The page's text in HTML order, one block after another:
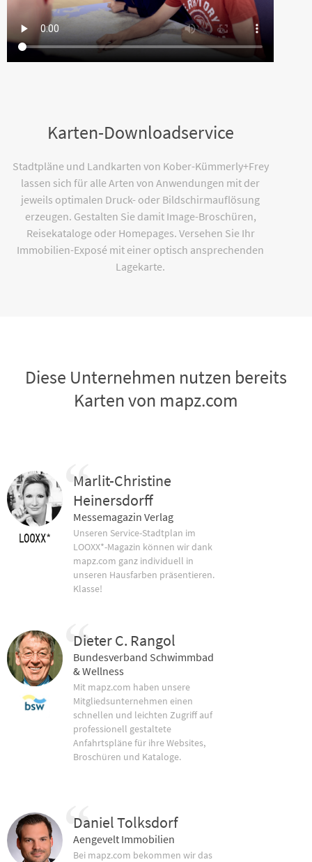
Karten-Downloadservice
Stadtpläne und Landkarten von Kober-Kümmerly+Frey
lassen sich für alle Arten von Anwendungen mit der
jeweils optimalen Druck- oder Bildschirmauflösung
erzeugen. Gestalten Sie damit Image-Broschüren,
Reisekataloge oder Homepages. Versehen Sie Ihr
Immobilien-Exposé mit einer optisch ansprechenden
Lagekarte.
Diese Unternehmen nutzen bereits
Karten von mapz.com
Marlit-Christine
Heinersdorff
Messemagazin Verlag
Unseren Service-Stadtplan im
LOOXX*-Magazin können wir dank
mapz.com ganz individuell in
unseren Hausfarben präsentieren.
Klasse!
Dieter C. Rangol
Bundesverband Schwimmbad
& Wellness
Mit mapz.com haben unsere
Mitgliedsunternehmen einen
schnellen und leichten Zugriff auf
professionell gestaltete
Anfahrtspläne für ihre Websites,
Broschüren und Kataloge.
Daniel Tolksdorf
Aengevelt Immobilien
Bei mapz.com bekommen wir das